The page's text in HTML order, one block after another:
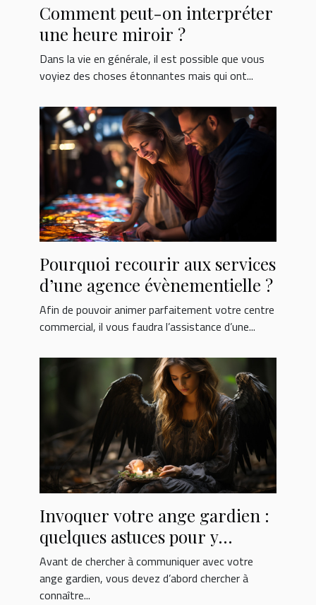
Comment peut-on interpréter
une heure miroir ?
Dans la vie en générale, il est possible que vous
voyiez des choses étonnantes mais qui ont...
Pourquoi recourir aux services
d’une agence évènementielle ?
Afin de pouvoir animer parfaitement votre centre
commercial, il vous faudra l’assistance d’une...
Invoquer votre ange gardien :
quelques astuces pour y
parvenir
Avant de chercher à communiquer avec votre
ange gardien, vous devez d’abord chercher à
connaître...